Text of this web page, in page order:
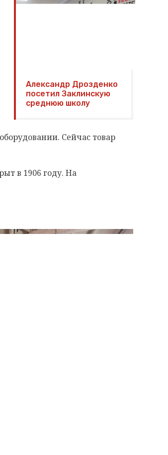
Александр Дрозденко
посетил Заклинскую
среднюю школу
Сейчас товар
в 1906 году. На